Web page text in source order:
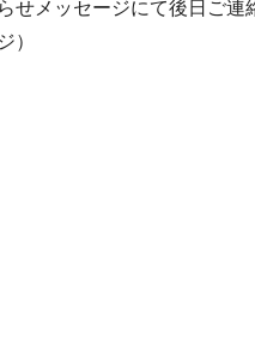
メッセージにて後日ご連